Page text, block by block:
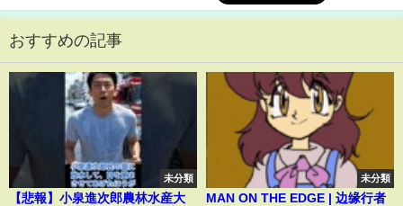
おすすめの記事
未分類
【悲報】小泉進次郎農林水産大
未分類
MAN ON THE EDGE | 边缘行者